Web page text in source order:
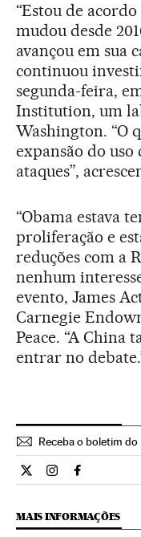
“Estou de
mudou desde
avançou em sua
continuou
segunda-feira,
Institution, um
Washington. “O
expansão do uso
ataques”,
“Obama estava
proliferação e
reduções com a
nenhum
evento, James
Carnegie
Peace. “A China
entrar no
Receba o boletim do
Internacional El País
Internacional El
MAIS INFORMAÇÕES